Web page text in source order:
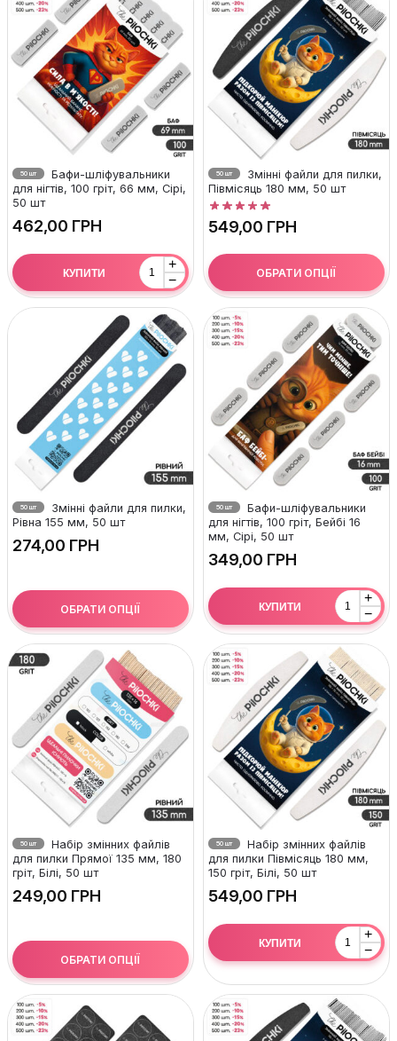
50 шт
Бафи-шліфувальники
для нігтів, 100 гріт, 66 мм, Сірі,
50 шт
ГРН
+
−
КУПИТИ
50 шт
Змінні файли для пилки,
Півмісяць 180 мм, 50 шт
ГРН
ОБРАТИ ОПЦІЇ
50 шт
Змінні файли для пилки,
Рівна 155 мм, 50 шт
ГРН
ОБРАТИ ОПЦІЇ
50 шт
Бафи-шліфувальники
для нігтів, 100 гріт, Бейбі 16
мм, Сірі, 50 шт
ГРН
+
−
КУПИТИ
50 шт
Набір змінних файлів
для пилки Прямої 135 мм, 180
гріт, Білі, 50 шт
ГРН
ОБРАТИ ОПЦІЇ
50 шт
Набір змінних файлів
для пилки Півмісяць 180 мм,
150 гріт, Білі, 50 шт
ГРН
+
−
КУПИТИ